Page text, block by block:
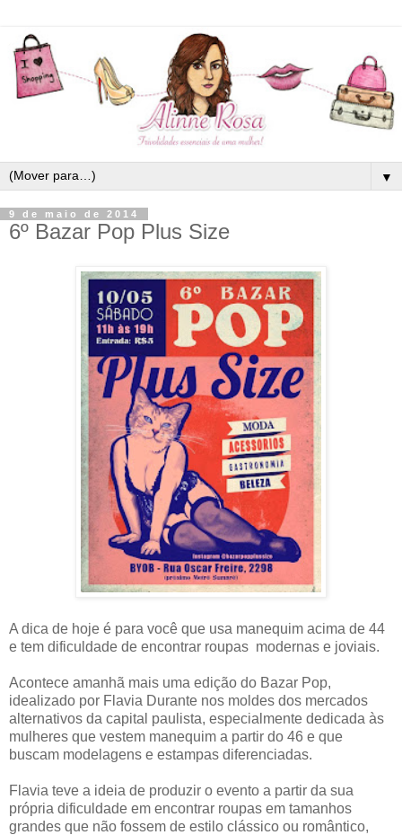
▼
9 de maio de 2014
6º Bazar Pop Plus Size
A dica de hoje é para você que usa manequim acima de 44
e tem dificuldade de encontrar roupas modernas e joviais.
Acontece amanhã mais uma edição do Bazar Pop,
idealizado por Flavia Durante nos moldes dos mercados
alternativos da capital paulista, especialmente dedicada às
mulheres que vestem manequim a partir do 46 e que
buscam modelagens e estampas diferenciadas.
Flavia teve a ideia de produzir o evento a partir da sua
própria dificuldade em encontrar roupas em tamanhos
grandes que não fossem de estilo clássico ou romântico,